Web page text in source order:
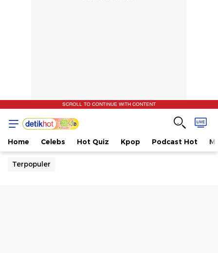
SCROLL TO CONTINUE WITH CONTENT
Home Celebs Hot Quiz Kpop Podcast Hot
Terpopuler